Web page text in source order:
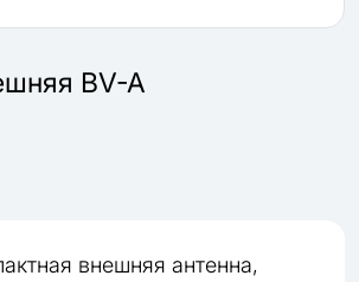
BV-A
внешняя антенна,